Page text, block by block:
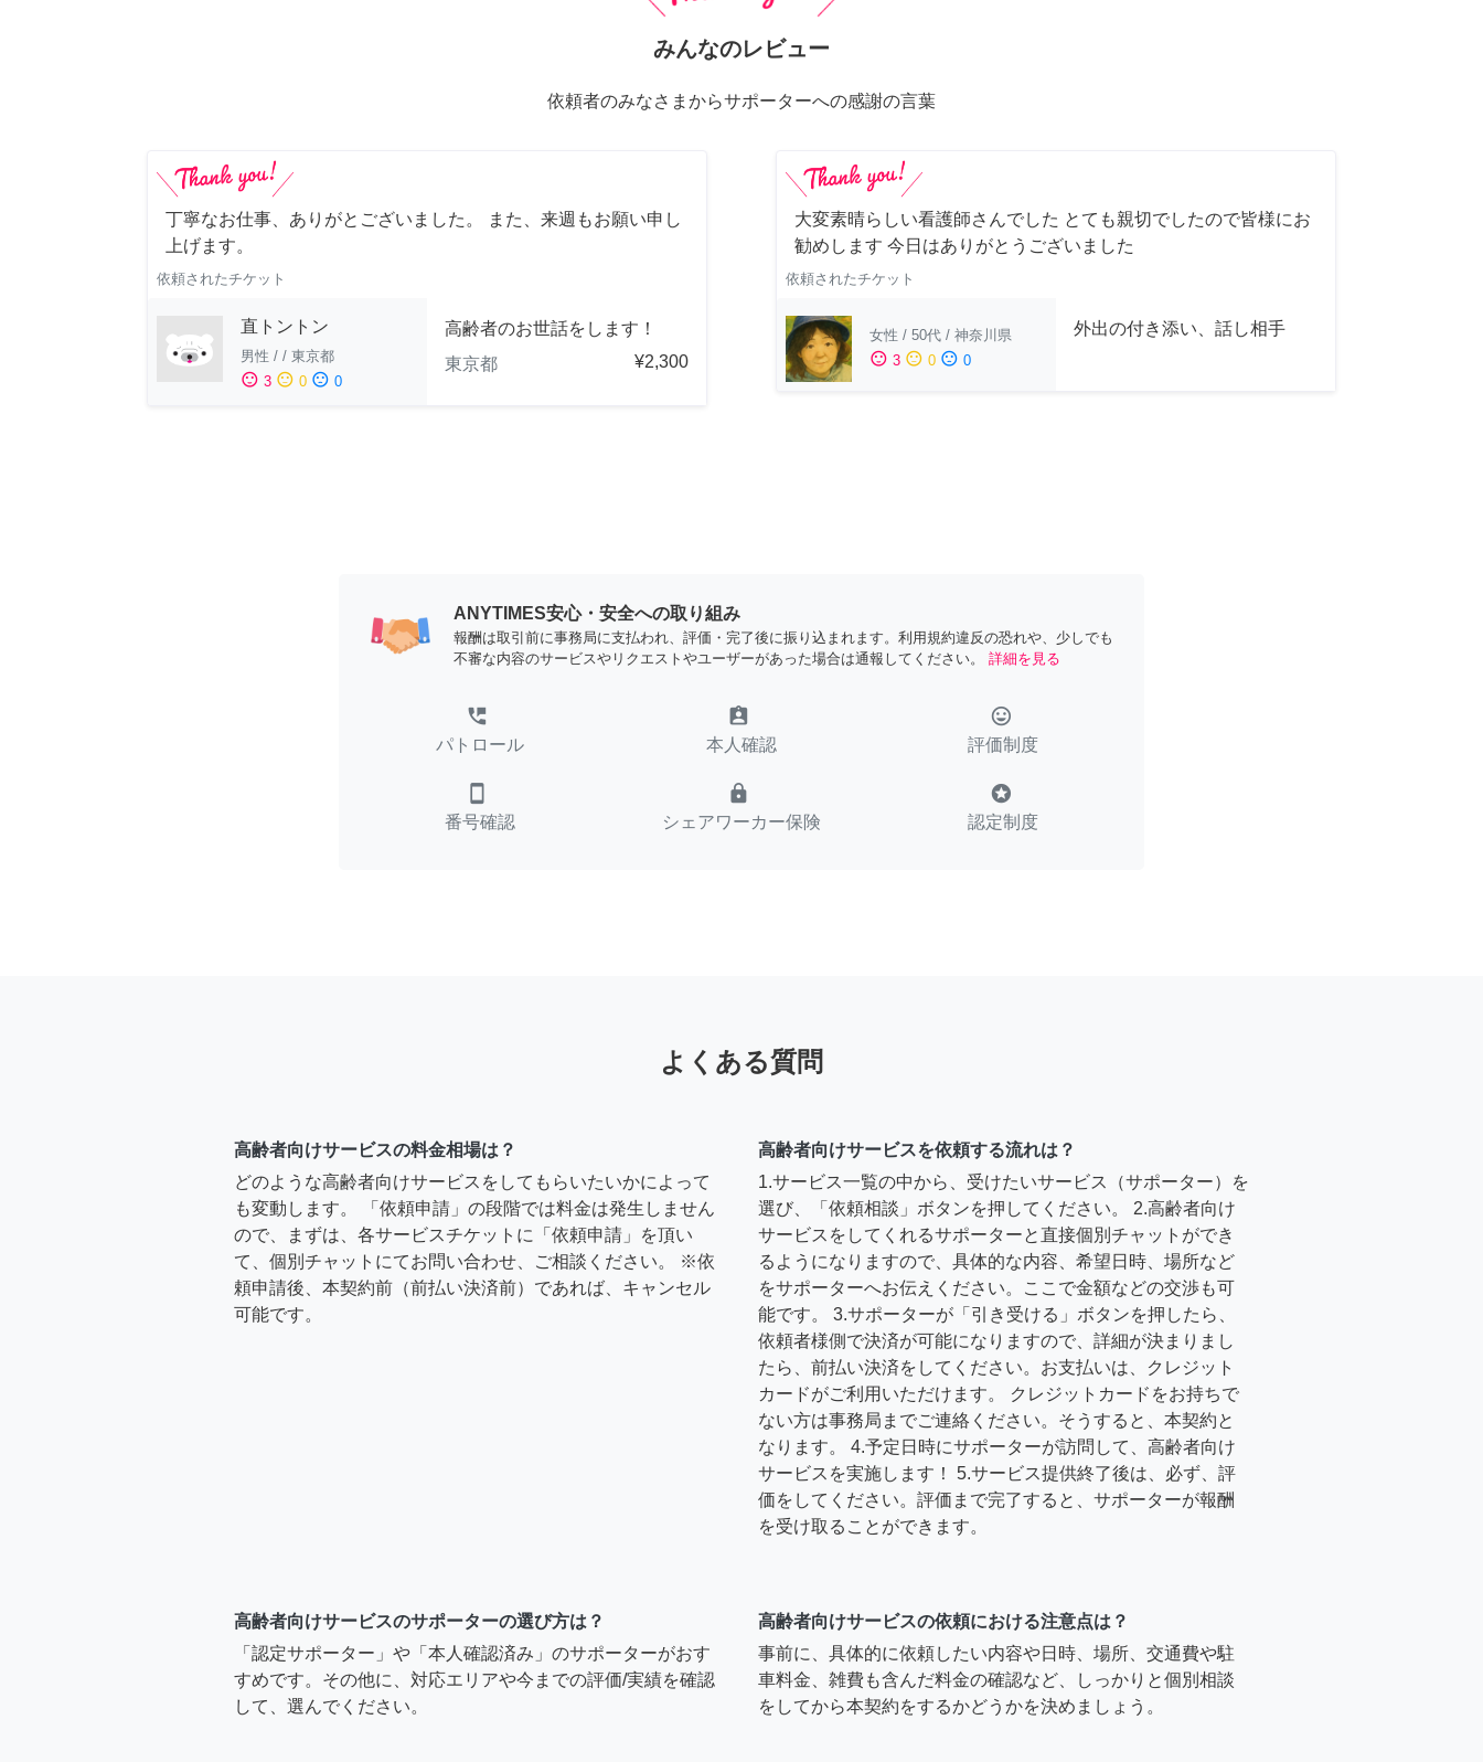
みんなのレビュー
依頼者のみなさまからサポーターへの感謝の言葉
丁寧なお仕事、ありがとございました。 また、来週もお願い申し
上げます。
依頼されたチケット
直トントン
男性 / / 東京都
sentiment_satisfied 3 sentiment_neutral 0 sentiment_dissatisfied 0
高齢者のお世話をします！
東京都
¥2,300
大変素晴らしい看護師さんでした とても親切でしたので皆様にお
勧めします 今日はありがとうございました
依頼されたチケット
女性 / 50代 / 神奈川県
sentiment_satisfied 3 sentiment_neutral 0 sentiment_dissatisfied 0
外出の付き添い、話し相手
ANYTIMES安心・安全への取り組み
報酬は取引前に事務局に支払われ、評価・完了後に振り込まれます。利用規約違反の恐れや、少しでも
不審な内容のサービスやリクエストやユーザーがあった場合は通報してください。
詳細を見る
perm_phone_msg
パトロール
assignment_ind
本人確認
tag_faces
評価制度
smartphone
番号確認
lock
シェアワーカー保険
stars
認定制度
よくある質問
高齢者向けサービスの料金相場は？
どのような高齢者向けサービスをしてもらいたいかによって
も変動します。 「依頼申請」の段階では料金は発生しません
ので、まずは、各サービスチケットに「依頼申請」を頂い
て、個別チャットにてお問い合わせ、ご相談ください。 ※依
頼申請後、本契約前（前払い決済前）であれば、キャンセル
可能です。
高齢者向けサービスを依頼する流れは？
1.サービス一覧の中から、受けたいサービス（サポーター）を
選び、「依頼相談」ボタンを押してください。 2.高齢者向け
サービスをしてくれるサポーターと直接個別チャットができ
るようになりますので、具体的な内容、希望日時、場所など
をサポーターへお伝えください。ここで金額などの交渉も可
能です。 3.サポーターが「引き受ける」ボタンを押したら、
依頼者様側で決済が可能になりますので、詳細が決まりまし
たら、前払い決済をしてください。お支払いは、クレジット
カードがご利用いただけます。 クレジットカードをお持ちで
ない方は事務局までご連絡ください。そうすると、本契約と
なります。 4.予定日時にサポーターが訪問して、高齢者向け
サービスを実施します！ 5.サービス提供終了後は、必ず、評
価をしてください。評価まで完了すると、サポーターが報酬
を受け取ることができます。
高齢者向けサービスのサポーターの選び方は？
「認定サポーター」や「本人確認済み」のサポーターがおす
すめです。その他に、対応エリアや今までの評価/実績を確認
して、選んでください。
高齢者向けサービスの依頼における注意点は？
事前に、具体的に依頼したい内容や日時、場所、交通費や駐
車料金、雑費も含んだ料金の確認など、しっかりと個別相談
をしてから本契約をするかどうかを決めましょう。